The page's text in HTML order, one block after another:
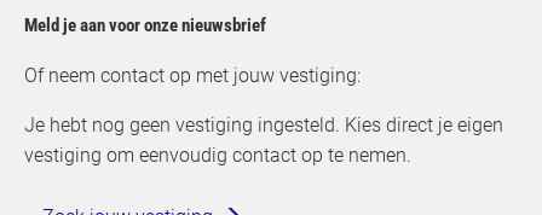
Meld je aan voor onze nieuwsbrief
Of neem contact op met jouw vestiging:
Je hebt nog geen vestiging ingesteld. Kies direct je eigen
vestiging om eenvoudig contact op te nemen.